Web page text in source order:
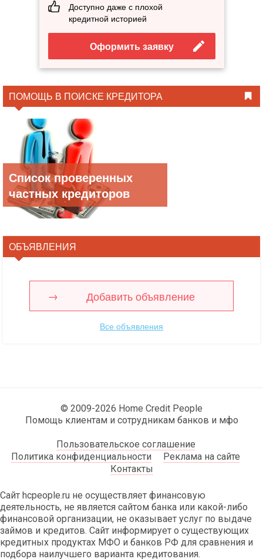
Доступно даже с плохой
кредитной историей
Оформить заявку
ПОМОЩЬ В ПОИСКЕ КРЕДИТОРА
Список проверенных
частных кредиторов
ОБЪЯВЛЕНИЯ
Добавить объявление
Все объявления
© 2009-2026 Home Credit People
Помощь клиентам и сотрудникам банков и мфо
Пользовательское соглашение
Политика конфиденциальности
Реклама на сайте
Контакты
Сайт hcpeople.ru не осуществляет финансовую
деятельность, не является сайтом банка или какой-либо
финансовой организации, не оказывает услуг по выдаче
займов и кредитов. Сайт информирует о существующих
кредитных продуктах МФО и банков РФ для сравнения и
подбора наилучшего варианта кредитования.